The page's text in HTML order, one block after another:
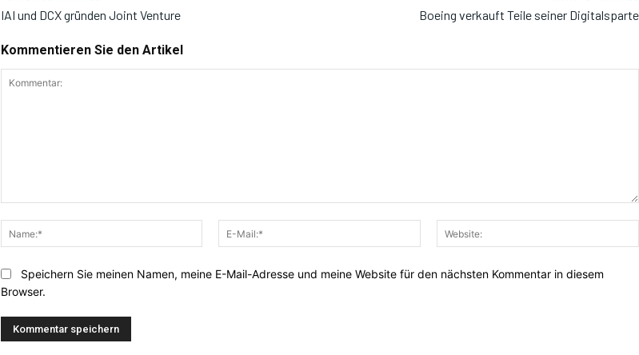
IAI und DCX gründen Joint Venture Boeing verkauft Teile seiner Digitalsparte
Kommentieren Sie den Artikel
Name:*
Mail:*
Speichern Sie meinen Namen, meine E-Mail-Adresse und meine Website für den nächsten Kommentar in diesem
Browser.